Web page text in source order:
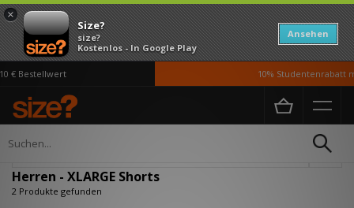
×
Size?
size?
Kostenlos - In Google Play
Ansehen
€ Bestellwert 10% Studentenrabatt
Home Herren
Herren - XLARGE Shorts
2 Produkte gefunden